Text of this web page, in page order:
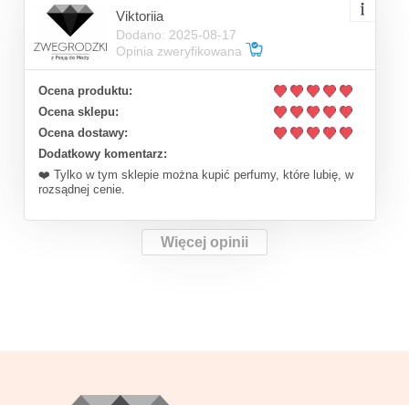
Viktoriia
Dodano: 2025-08-17
Opinia zweryfikowana
Ocena produktu:
Ocena sklepu:
Ocena dostawy:
Dodatkowy komentarz:
❤️ Tylko w tym sklepie można kupić perfumy, które lubię, w
rozsądnej cenie.
Więcej opinii